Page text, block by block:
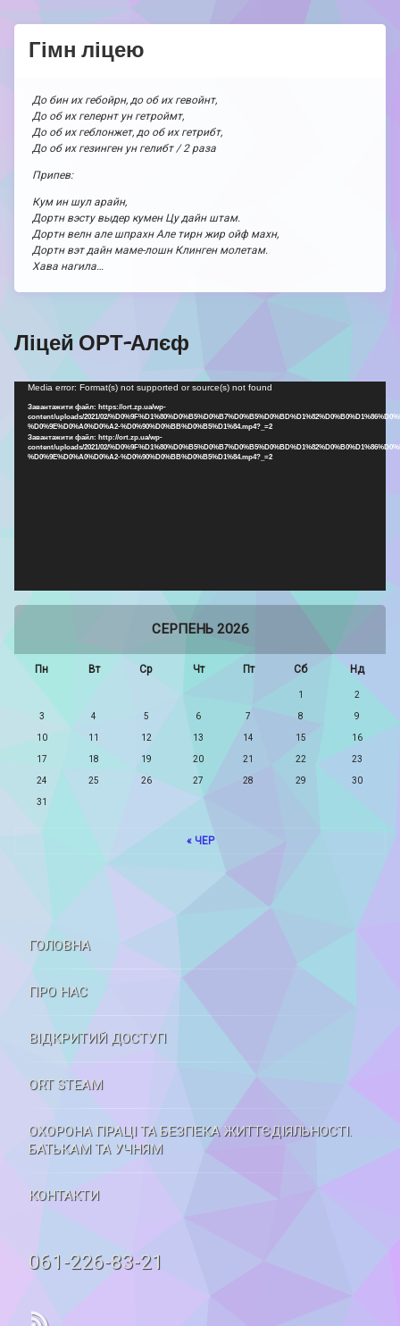
Гімн ліцею
До бин их гебойрн, до об их гевойнт,
До об их гелернт ун гетроймт,
До об их геблонжет, до об их гетрибт,
До об их гезинген ун гелибт / 2 раза
Припев:
Кум ин шул арайн,
Дортн вэсту выдер кумен Цу дайн штам.
Дортн велн але шпрахн Але тирн жир ойф махн,
Дортн вэт дайн маме-лошн Клинген молетам.
Хава нагила…
Ліцей ОРТ-Алєф
Відеопрогравач
Media error: Format(s) not supported or source(s) not found
Завантажити файл: https://ort.zp.ua/wp-
content/uploads/2021/02/
%D0%9E%D0%A0%D0%A2-%D0%90%D0%BB%D0%B5%D1%84.mp4?_=2
Завантажити файл: http://ort.zp.ua/wp-
content/uploads/2021/02/
%D0%9E%D0%A0%D0%A2-%D0%90%D0%BB%D0%B5%D1%84.mp4?_=2
СЕРПЕНЬ 2026
Пн Вт Ср Чт Пт Сб Нд
1 2
3 4 5 6 7 8 9
10 11 12 13 14 15 16
17 18 19 20 21 22 23
24 25 26 27 28 29 30
31
« ЧЕР
ГОЛОВНА
ПРО НАС
ВІДКРИТИЙ ДОСТУП
ORT STEAM
ОХОРОНА ПРАЦІ ТА БЕЗПЕКА ЖИТТЄДІЯЛЬНОСТІ.
БАТЬКАМ ТА УЧНЯМ
КОНТАКТИ
Tel:
061-226-83-21